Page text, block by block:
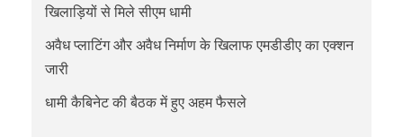
खिलाड़ियों से मिले सीएम धामी
अवैध प्लाटिंग और अवैध निर्माण के खिलाफ एमडीडीए का एक्शन
जारी
धामी कैबिनेट की बैठक में हुए अहम फैसले